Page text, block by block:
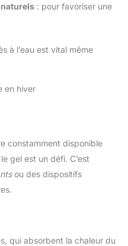
: pour favoriser une
à l’eau est vital même
en hiver
constamment disponible
gel est un défi. C’est
ou des dispositifs
qui absorbent la chaleur du